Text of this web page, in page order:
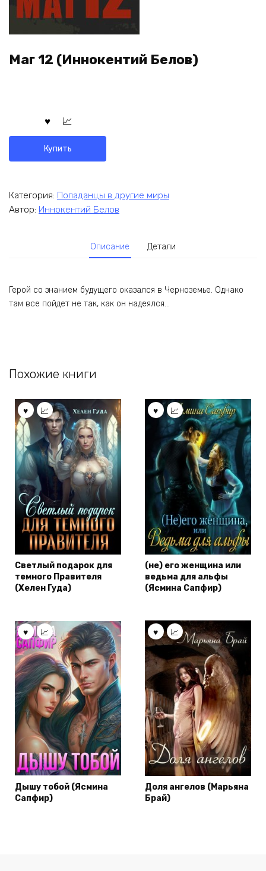
Маг 12 (Иннокентий Белов)
Купить
Категория: Попаданцы в другие миры
Автор: Иннокентий Белов
Описание Детали
Герой со знанием будущего оказался в Черноземье. Однако
там все пойдет не так, как он надеялся…
Похожие книги
Светлый подарок для
темного Правителя
(Хелен Гуда)
(не) его женщина или
ведьма для альфы
(Ясмина Сапфир)
Дышу тобой (Ясмина
Сапфир)
Доля ангелов (Марьяна
Брай)